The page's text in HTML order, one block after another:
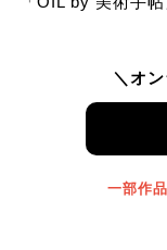
＼オ
一部作